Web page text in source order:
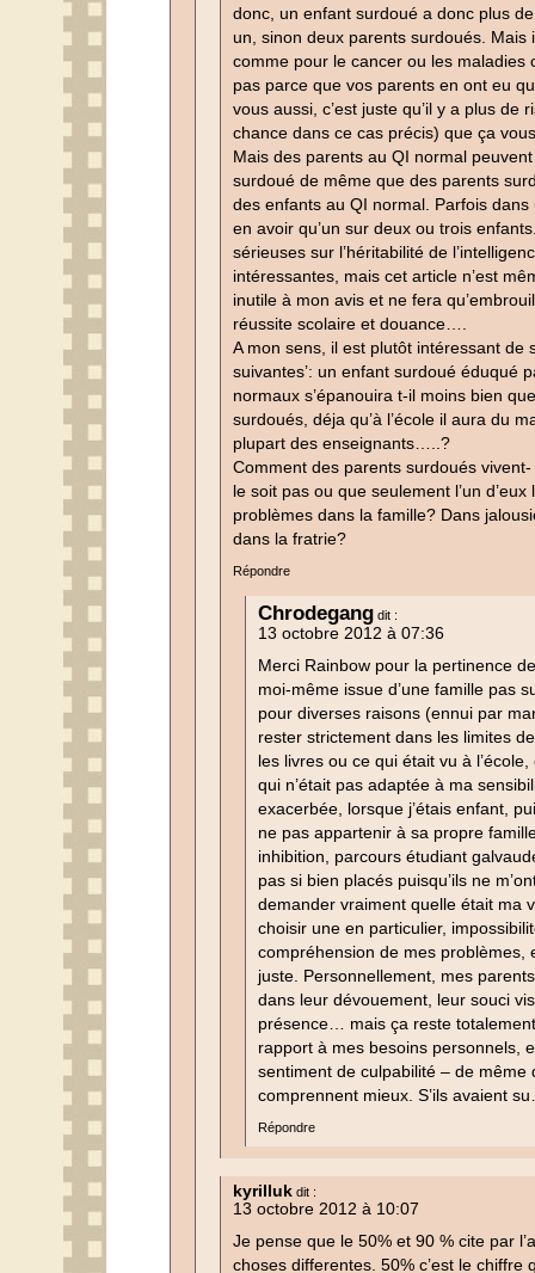
donc, un enfant surdoué a donc plus de
un, sinon deux parents surdoués. Mais
comme pour le cancer ou les maladies
pas parce que vos parents en ont eu
vous aussi, c’est juste qu’il y a plus de
chance dans ce cas précis) que ça
Mais des parents au QI normal
surdoué de même que des parents
des enfants au QI normal. Parfois dans
en avoir qu’un sur deux ou trois
sérieuses sur l’héritabilité de
intéressantes, mais cet article n’est
inutile à mon avis et ne fera
réussite scolaire et douance….
A mon sens, il est plutôt intéressant de
suivantes’: un enfant surdoué éduqué
normaux s’épanouira t-il moins bien
surdoués, déja qu’à l’école il aura du
plupart des enseignants…..?
Comment des parents surdoués
le soit pas ou que seulement l’un
problèmes dans la famille? Dans
dans la fratrie?
Répondre
Chrodegang dit :
13 octobre 2012 à 07:36
Merci Rainbow pour la pertinence
moi-même issue d’une famille pas
pour diverses raisons (ennui par
rester strictement dans les limites
les livres ou ce qui était vu à
qui n’était pas adaptée à ma
exacerbée, lorsque j’étais enfant,
ne pas appartenir à sa propre
inhibition, parcours étudiant
pas si bien placés puisqu’ils ne
demander vraiment quelle était ma
choisir une en particulier,
compréhension de mes problèmes,
juste. Personnellement, mes
dans leur dévouement, leur souci
présence… mais ça reste
rapport à mes besoins personnels,
sentiment de culpabilité – de même
comprennent mieux. S’ils avaient
Répondre
kyrilluk dit :
13 octobre 2012 à 10:07
Je pense que le 50% et 90 % cite par
choses differentes. 50% c’est le chiffre